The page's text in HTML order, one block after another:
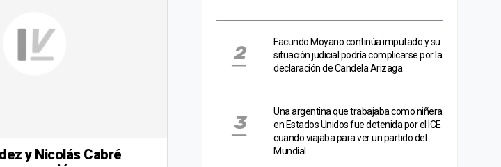
y Nicolás Cabré
Facundo Moyano continúa imputado y su
situación judicial podría complicarse por la
declaración de Candela Arizaga
Una argentina que trabajaba como niñera
en Estados Unidos fue detenida por el ICE
cuando viajaba para ver un partido del
Mundial